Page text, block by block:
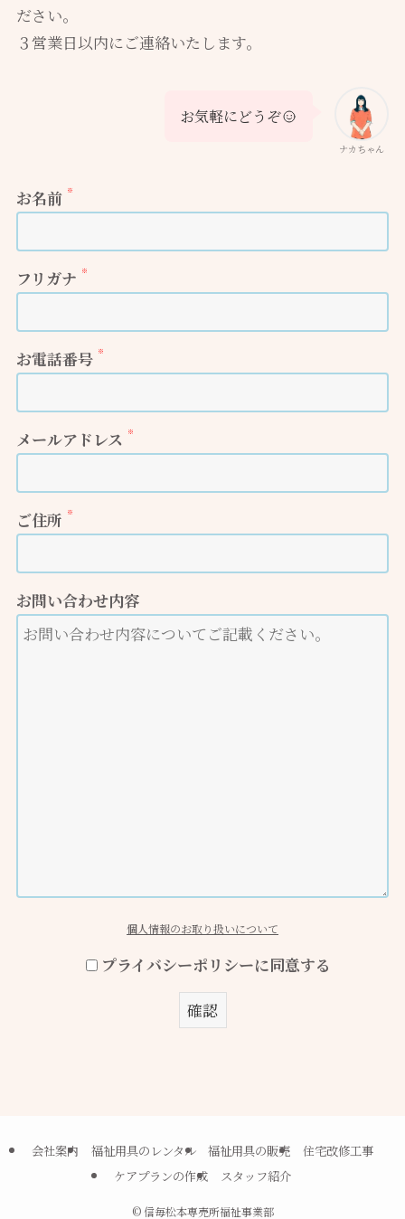
ださい。
３営業日以内にご連絡いたします。
ナカちゃん
お気軽にどうぞ
お名前 ※
フリガナ ※
お電話番号 ※
メールアドレス ※
ご住所 ※
お問い合わせ内容
個人情報のお取り扱いについて
プライバシーポリシーに同意する
会社案内 福祉用具のレンタル 福祉用具の販売
住宅改修工事
ケアプランの作成
スタッフ紹介
©信毎松本専売所福祉事業部